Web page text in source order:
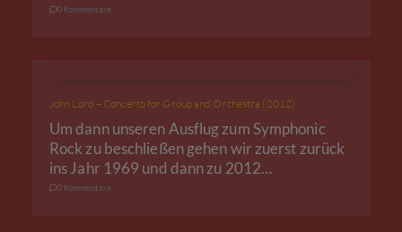
0 Kommentare
John Lord – Concerto for Group and Orchestra (2012)
Um dann unseren Ausflug zum Symphonic
Rock zu beschließen gehen wir zuerst zurück
ins Jahr 1969 und dann zu 2012…
2 Kommentare